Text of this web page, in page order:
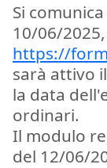
Si
10/06/
https://
sarà attivo
la data
ordinari.
Il modulo
del 12/06/